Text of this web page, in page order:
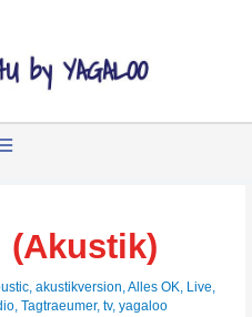
(Akustik)
,akustikversion,Alles OK, Live,
,Tagtraeumer,tv,yagaloo